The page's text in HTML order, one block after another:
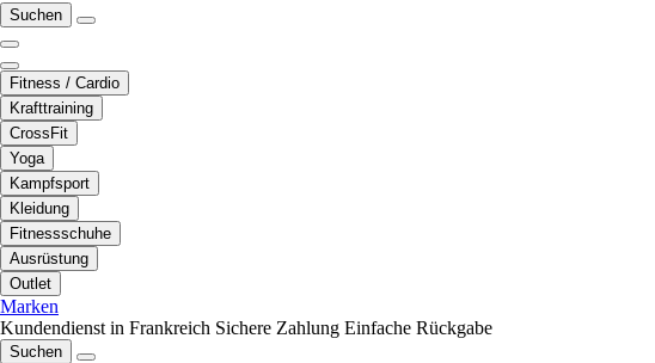
Suchen
Fitness / Cardio
Krafttraining
CrossFit
Yoga
Kampfsport
Kleidung
Fitnessschuhe
Ausrüstung
Outlet
Marken
Kundendienst in Frankreich Sichere Zahlung Einfache Rückgabe
Suchen